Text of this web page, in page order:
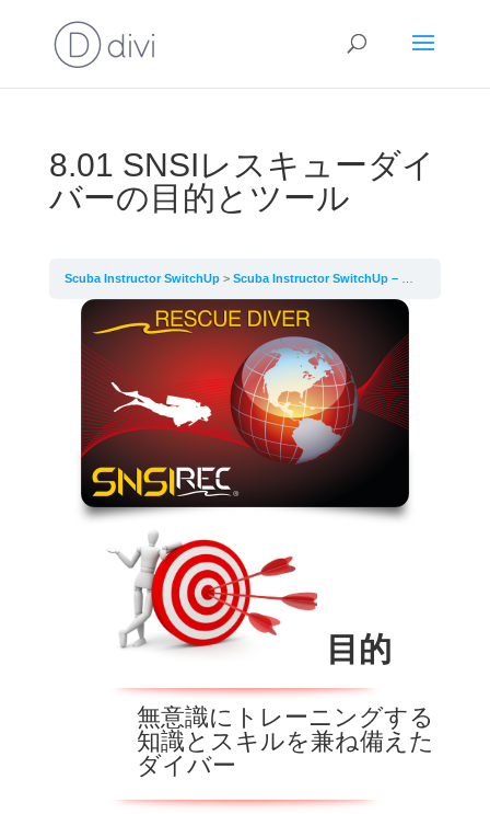
8.01 SNSIレスキューダイ
バーの目的とツール
Scuba Instructor SwitchUp Scuba Instructor SwitchUp – Lesson 8 – SNSIレスキューダイバーコースを教える
目的
無意識にトレーニングする
知識とスキルを兼ね備えた
ダイバー